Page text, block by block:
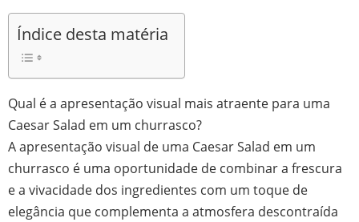
Índice desta matéria
Qual é a apresentação visual mais atraente para uma
Caesar Salad em um churrasco?
A apresentação visual de uma Caesar Salad em um
churrasco é uma oportunidade de combinar a frescura
e a vivacidade dos ingredientes com um toque de
elegância que complementa a atmosfera descontraída